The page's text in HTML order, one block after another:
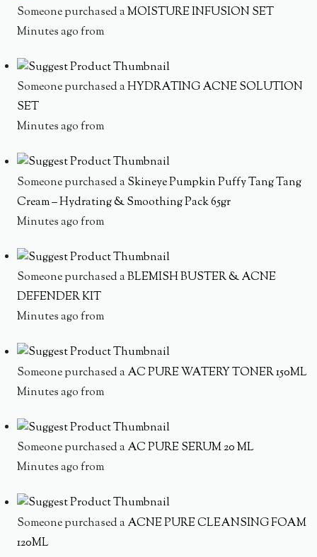
Someone purchased aMOISTURE INFUSION SET
Minutes ago from
Someone purchased aHYDRATING ACNE SOLUTION
SET
Minutes ago from
Someone purchased a Skineye Pumpkin Puffy Tang Tang
Cream – Hydrating & Smoothing Pack 65gr
Minutes ago from
Someone purchased aBLEMISH BUSTER & ACNE
DEFENDER KIT
Minutes ago from
Someone purchased a AC PURE WATERY TONER 150ML
Minutes ago from
Someone purchased a AC PURE SERUM 20 ML
Minutes ago from
Someone purchased a ACNE PURE CLEANSING FOAM
120ML